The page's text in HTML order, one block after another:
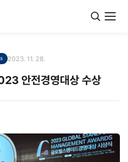
2023. 11. 28.
안전경영대상 수상